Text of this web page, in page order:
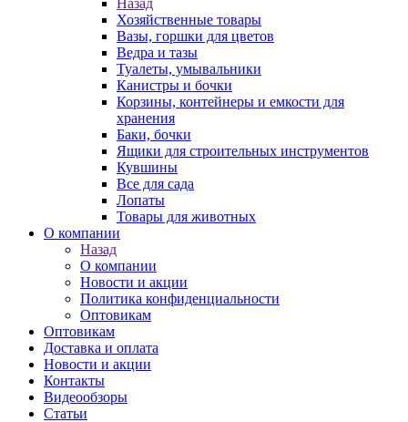
Назад
Хозяйственные товары
Вазы, горшки для цветов
Ведра и тазы
Туалеты, умывальники
Канистры и бочки
Корзины, контейнеры и емкости для
хранения
Баки, бочки
Ящики для строительных инструментов
Кувшины
Все для сада
Лопаты
Товары для животных
О компании
Назад
О компании
Новости и акции
Политика конфиденциальности
Оптовикам
Оптовикам
Доставка и оплата
Новости и акции
Контакты
Видеообзоры
Статьи